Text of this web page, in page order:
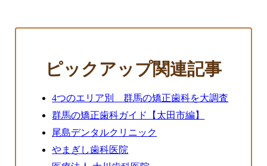
ピックアップ関連記事
4つのエリア別 群馬の矯正歯科を大調査
群馬の矯正歯科ガイド【太田市編】
尾島デンタルクリニック
やまぎし歯科医院